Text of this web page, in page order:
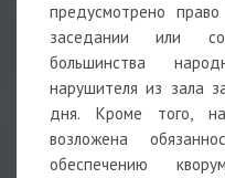
предусмотрено
заседании или
большинства
нарушителя из зала
дня. Кроме того, на
возложена
обеспечению